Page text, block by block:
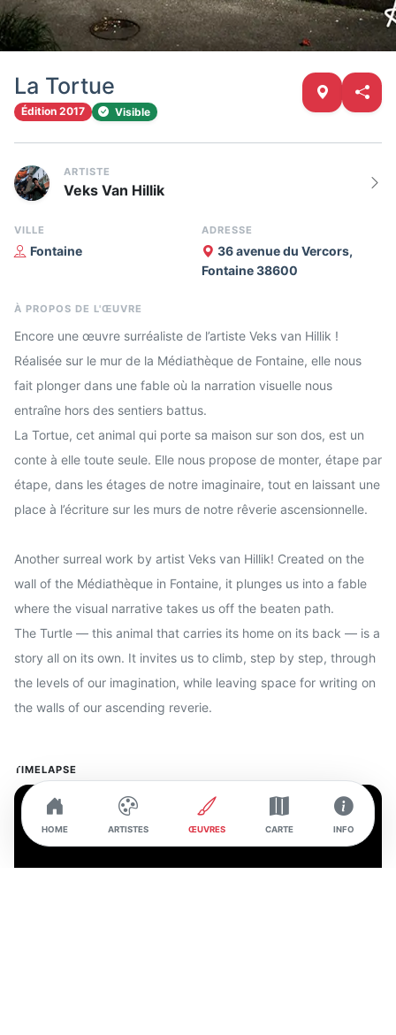
HOME ARTISTES ŒUVRES CARTE INFO
La Tortue
Édition 2017 Visible
ARTISTE
Veks Van Hillik
VILLE
Fontaine
ADRESSE
36 avenue du Vercors,
Fontaine 38600
À PROPOS DE L'ŒUVRE
Encore une œuvre surréaliste de l’artiste Veks van Hillik !
Réalisée sur le mur de la Médiathèque de Fontaine, elle nous
fait plonger dans une fable où la narration visuelle nous
entraîne hors des sentiers battus.
La Tortue, cet animal qui porte sa maison sur son dos, est un
conte à elle toute seule. Elle nous propose de monter, étape par
étape, dans les étages de notre imaginaire, tout en laissant une
place à l’écriture sur les murs de notre rêverie ascensionnelle.
Another surreal work by artist Veks van Hillik! Created on the
wall of the Médiathèque in Fontaine, it plunges us into a fable
where the visual narrative takes us off the beaten path.
The Turtle — this animal that carries its home on its back — is a
story all on its own. It invites us to climb, step by step, through
the levels of our imagination, while leaving space for writing on
the walls of our ascending reverie.
TIMELAPSE